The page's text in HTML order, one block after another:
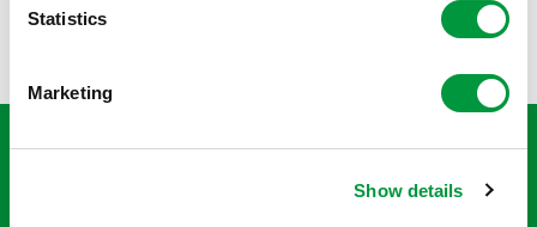
Statistics
Marketing
Show details
"Dankzij de samenwerking met
Reggeborgh Foundation kunnen we